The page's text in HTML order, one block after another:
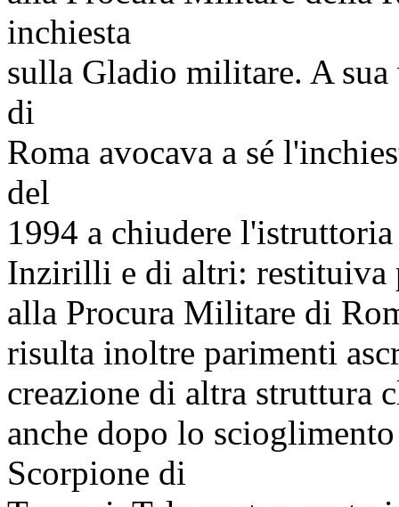
inchiesta
sulla Gladio militare. A
di
Roma avocava a sé
del
1994 a chiudere
Inzirilli e di altri: restituiva
alla Procura Militare di
risulta inoltre parimenti
creazione di altra struttura
anche dopo lo
Scorpione di